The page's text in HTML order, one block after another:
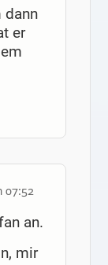
dann
er
07:52
an.
mir